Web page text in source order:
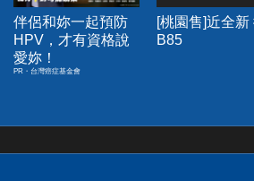
伴侶和妳一起預防
HPV，才有資格說
愛妳！
PR・台灣癌症基金會
[桃園售]近全新
B85